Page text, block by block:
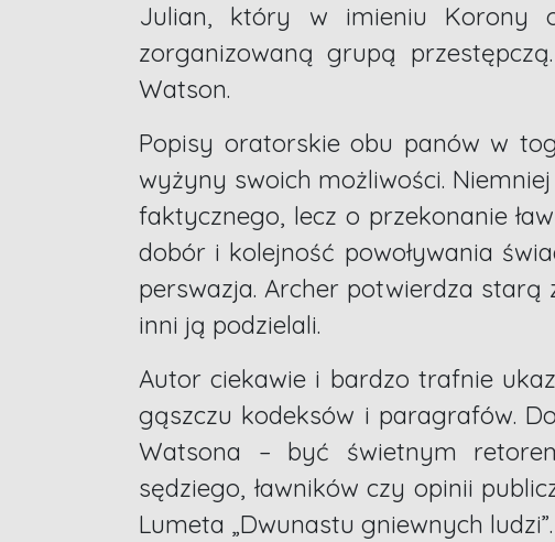
Julian, który w imieniu Korony
zorganizowaną grupą
Watson.
Popisy oratorskie obu panów w
wyżyny swoich możliwości.
faktycznego, lecz o przekonanie
dobór i kolejność powoływania
perswazja. Archer potwierdza starą
inni ją podzielali.
Autor ciekawie i bardzo trafnie
gąszczu kodeksów i paragrafów.
Watsona – być świetnym
sędziego, ławników czy opinii
Lumeta „Dwunastu gniewnych ludzi”.